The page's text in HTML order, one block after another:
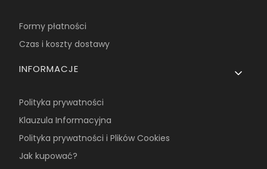
Formy płatności
Czas i koszty dostawy
INFORMACJE
Polityka prywatności
Klauzula Informacyjna
Polityka prywatności i Plików Cookies
Jak kupować?